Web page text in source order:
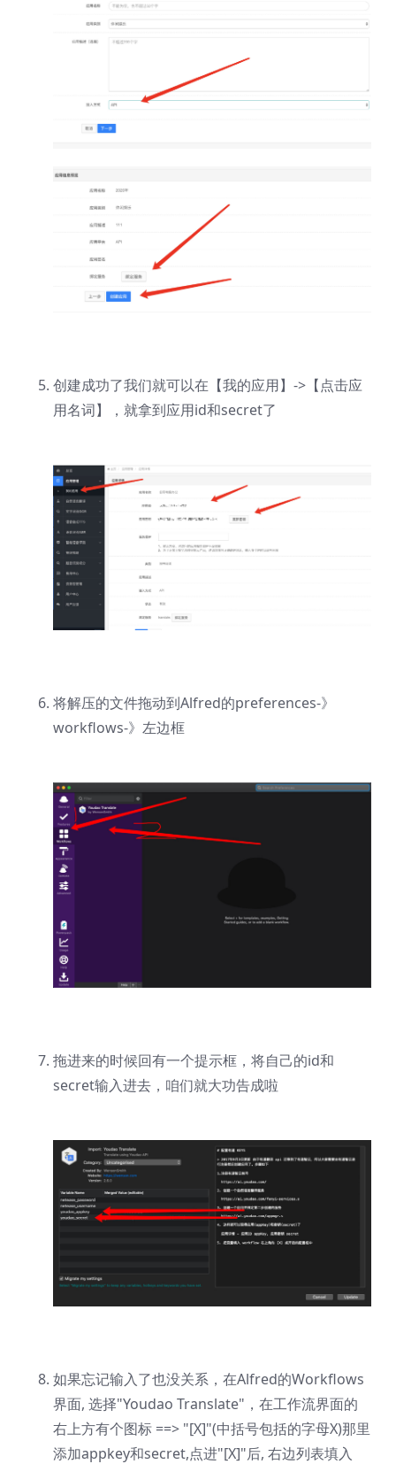
创建成功了我们就可以在【我的应用】->【点击应
用名词】，就拿到应用id和secret了
将解压的文件拖动到Alfred的preferences-》
workflows-》左边框
拖进来的时候回有一个提示框，将自己的id和
secret输入进去，咱们就大功告成啦
如果忘记输入了也没关系，在Alfred的Workflows
界面, 选择"Youdao Translate"，在工作流界面的
右上方有个图标 ==> "[X]"(中括号包括的字母X)那里
添加appkey和secret,点进"[X]"后, 右边列表填入